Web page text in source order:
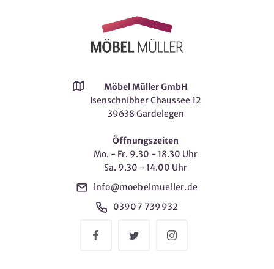
Möbel Müller GmbH
Isenschnibber Chaussee 12
39638 Gardelegen
Öffnungszeiten
Mo. - Fr. 9.30 - 18.30 Uhr
Sa. 9.30 - 14.00 Uhr
info@moebelmueller.de
03907 739932